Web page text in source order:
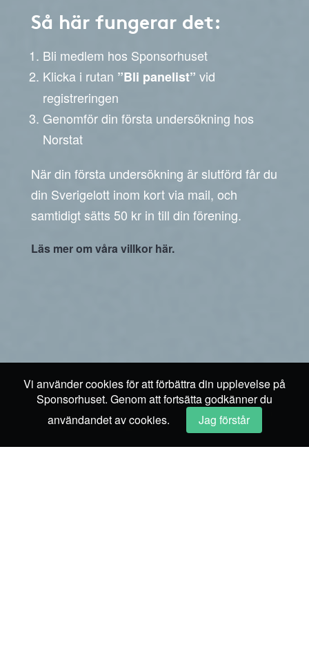
Så här fungerar det:
Bli medlem hos Sponsorhuset
Klicka i rutan ”Bli panelist” vid
registreringen
Genomför din första undersökning hos
Norstat
När din första undersökning är slutförd får du
din Sverigelott inom kort via mail, och
samtidigt sätts 50 kr in till din förening.
Läs mer om våra villkor här.
Vi använder cookies för att förbättra din upplevelse på
Sponsorhuset. Genom att fortsätta godkänner du
användandet av cookies.
Jag förstår